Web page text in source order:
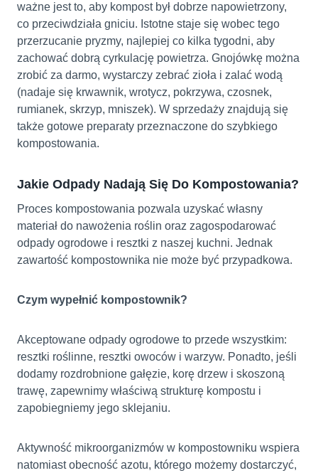
ważne jest to, aby kompost był dobrze napowietrzony,
co przeciwdziała gniciu. Istotne staje się wobec tego
przerzucanie pryzmy, najlepiej co kilka tygodni, aby
zachować dobrą cyrkulację powietrza. Gnojówkę można
zrobić za darmo, wystarczy zebrać zioła i zalać wodą
(nadaje się krwawnik, wrotycz, pokrzywa, czosnek,
rumianek, skrzyp, mniszek). W sprzedaży znajdują się
także gotowe preparaty przeznaczone do szybkiego
kompostowania.
Jakie Odpady Nadają Się Do Kompostowania?
Proces kompostowania pozwala uzyskać własny
materiał do nawożenia roślin oraz zagospodarować
odpady ogrodowe i resztki z naszej kuchni. Jednak
zawartość kompostownika nie może być przypadkowa.
Czym wypełnić kompostownik?
Akceptowane odpady ogrodowe to przede wszystkim:
resztki roślinne, resztki owoców i warzyw. Ponadto, jeśli
dodamy rozdrobnione gałęzie, korę drzew i skoszoną
trawę, zapewnimy właściwą strukturę kompostu i
zapobiegniemy jego sklejaniu.
Aktywność mikroorganizmów w kompostowniku wspiera
natomiast obecność azotu, którego możemy dostarczyć,